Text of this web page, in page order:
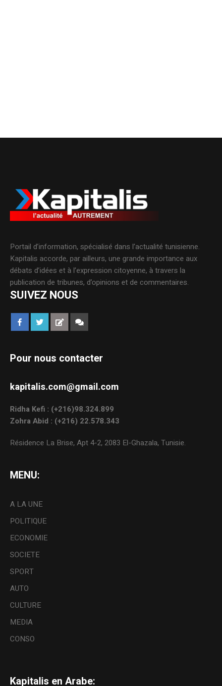
Portail d’information, spécialisé dans l’actualité tunisienne.
Kapitalis accorde, par ailleurs, une grande importance aux
débats d’idées et à l’expression citoyenne, à travers la
publication de tribunes, d’opinions et de commentaires.
SUIVEZ NOUS
Pour nous contacter
kapitalis.com@gmail.com
Ridha Kefi : (+216)98.324.899
Zohra Abid : (+216) 22.578.343
Résidence La Brise, Apt 4-2, 2083 El-Ghazala, Tunisie.
MENU:
A LA UNE
POLITIQUE
ECONOMIE
SOCIETE
SPORT
AUTO
CULTURE
MEDIA
CONSO
Kapitalis en Arabe: